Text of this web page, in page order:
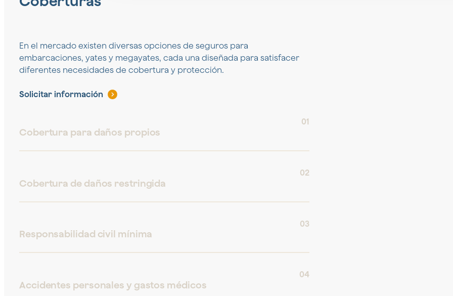
En el mercado existen diversas opciones de seguros para
embarcaciones, yates y megayates, cada una diseñada para satisfacer
diferentes necesidades de cobertura y protección.
Solicitar información
01
Cobertura para daños propios
02
Cobertura de daños restringida
03
Responsabilidad civil mínima
04
Accidentes personales y gastos médicos